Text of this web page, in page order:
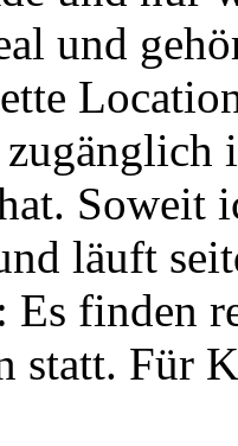
und
Soweit
läuft
Es finden
statt. Für